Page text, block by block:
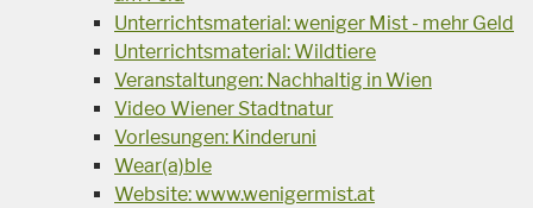
Unterrichtsmaterial: weniger Mist - mehr Geld
Unterrichtsmaterial: Wildtiere
Veranstaltungen: Nachhaltig in Wien
Video Wiener Stadtnatur
Vorlesungen: Kinderuni
Wear(a)ble
Website: www.wenigermist.at